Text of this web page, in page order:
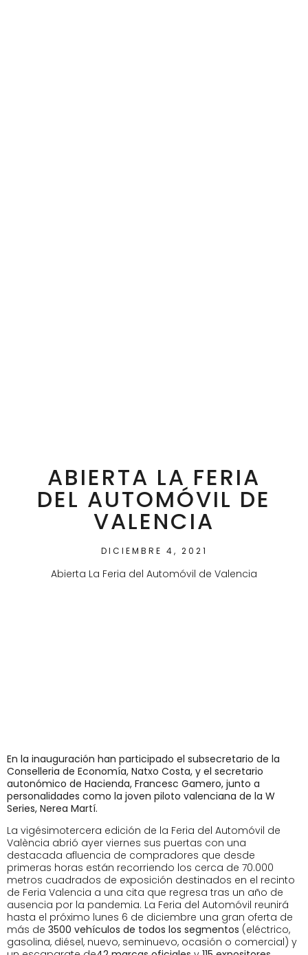
ABIERTA LA FERIA
DEL AUTOMÓVIL DE
VALENCIA
DICIEMBRE 4, 2021
Abierta La Feria del Automóvil de Valencia
En la inauguración han participado el subsecretario de la
Conselleria de Economía, Natxo Costa, y el secretario
autonómico de Hacienda, Francesc Gamero, junto a
personalidades como la joven piloto valenciana de la W
Series, Nerea Martí.
La vigésimotercera edición de la Feria del Automóvil de
València abrió ayer viernes sus puertas con una
destacada afluencia de compradores que desde
primeras horas están recorriendo los cerca de 70.000
metros cuadrados de exposición destinados en el recinto
de Feria Valencia a una cita que regresa tras un año de
ausencia por la pandemia. La Feria del Automóvil reunirá
hasta el próximo lunes 6 de diciembre una gran oferta de
más de 3500 vehículos de todos los segmentos (eléctrico,
gasolina, diésel, nuevo, seminuevo, ocasión o comercial) y